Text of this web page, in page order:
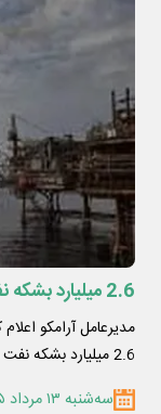
2.6 میلیارد بشکه نفت با جنگ علیه ایران به بازار نرسید
مدیرعامل آرامکو
2.6 میلیارد بشکه نفت به بازار جهانی نرسد.
سه‌شنبه ۱۳ مرداد ۱۴۰۵